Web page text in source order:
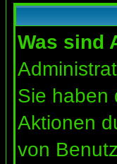
Was sind
Sie haben
Aktionen
von